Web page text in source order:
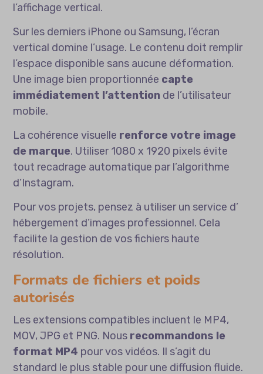
l’affichage vertical.
Sur les derniers iPhone ou Samsung, l’écran
vertical domine l’usage. Le contenu doit remplir
l’espace disponible sans aucune déformation.
Une image bien proportionnée capte
immédiatement l’attention de l’utilisateur
mobile.
La cohérence visuelle renforce votre image
de marque. Utiliser 1080 x 1920 pixels évite
tout recadrage automatique par l’algorithme
d’Instagram.
Pour vos projets, pensez à utiliser un service d’
hébergement d’images professionnel. Cela
facilite la gestion de vos fichiers haute
résolution.
Formats de fichiers et poids
autorisés
Les extensions compatibles incluent le MP4,
MOV, JPG et PNG. Nous recommandons le
format MP4 pour vos vidéos. Il s’agit du
standard le plus stable pour une diffusion fluide.